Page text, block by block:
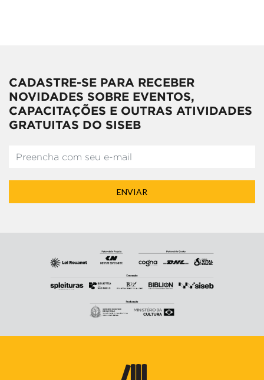
CADASTRE-SE PARA RECEBER
NOVIDADES SOBRE EVENTOS,
CAPACITAÇÕES E OUTRAS ATIVIDADES
GRATUITAS DO SISEB
ENVIAR